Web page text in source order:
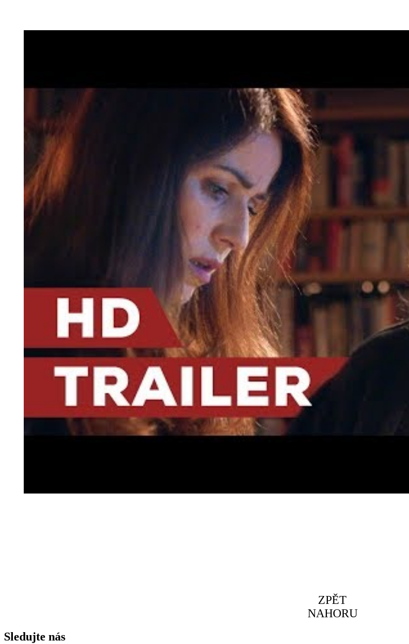
ZPĚT
NAHORU
Sledujte nás